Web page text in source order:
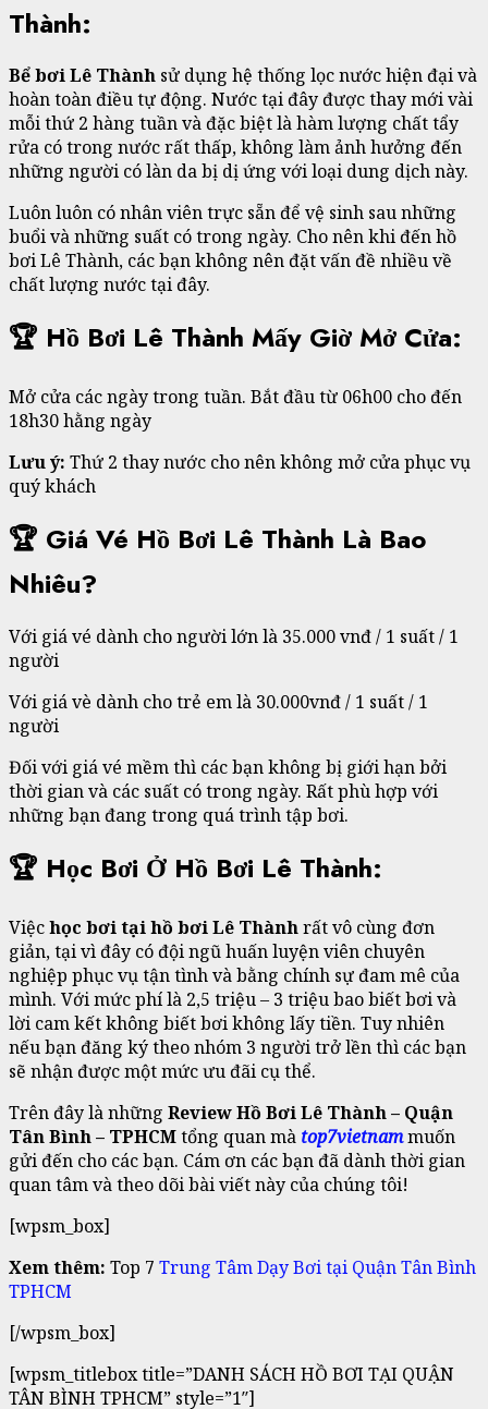
Thành:
Bể bơi Lê Thành sử dụng hệ thống lọc nước hiện đại và
hoàn toàn điều tự động. Nước tại đây được thay mới vài
mỗi thứ 2 hàng tuần và đặc biệt là hàm lượng chất tẩy
rửa có trong nước rất thấp, không làm ảnh hưởng đến
những người có làn da bị dị ứng với loại dung dịch này.
Luôn luôn có nhân viên trực sẵn để vệ sinh sau những
buổi và những suất có trong ngày. Cho nên khi đến hồ
bơi Lê Thành, các bạn không nên đặt vấn đề nhiều về
chất lượng nước tại đây.
🏆 Hồ Bơi Lê Thành Mấy Giờ Mở Cửa:
Mở cửa các ngày trong tuần. Bắt đầu từ 06h00 cho đến
18h30 hằng ngày
Lưu ý: Thứ 2 thay nước cho nên không mở cửa phục vụ
quý khách
🏆 Giá Vé Hồ Bơi Lê Thành Là Bao
Nhiêu?
Với giá vé dành cho người lớn là 35.000 vnđ / 1 suất / 1
người
Với giá vè dành cho trẻ em là 30.000vnđ / 1 suất / 1
người
Đối với giá vé mềm thì các bạn không bị giới hạn bởi
thời gian và các suất có trong ngày. Rất phù hợp với
những bạn đang trong quá trình tập bơi.
🏆 Học Bơi Ở Hồ Bơi Lê Thành:
Việchọc bơi tại hồ bơi Lê Thànhrất vô cùng đơn
giản, tại vì đây có đội ngũ huấn luyện viên chuyên
nghiệp phục vụ tận tình và bằng chính sự đam mê của
mình. Với mức phí là 2,5 triệu – 3 triệu bao biết bơi và
lời cam kết không biết bơi không lấy tiền. Tuy nhiên
nếu bạn đăng ký theo nhóm 3 người trở lền thì các bạn
sẽ nhận được một mức ưu đãi cụ thể.
Trên đây là những Review Hồ Bơi Lê Thành – Quận
Tân Bình – TPHCMtổng quan mà top7vietnammuốn
gửi đến cho các bạn. Cám ơn các bạn đã dành thời gian
quan tâm và theo dõi bài viết này của chúng tôi!
[wpsm_box]
Xem thêm: Top 7 Trung Tâm Dạy Bơi tại Quận Tân Bình
TPHCM
[/wpsm_box]
[wpsm_titlebox title=”DANH SÁCH HỒ BƠI TẠI QUẬN
TÂN BÌNH TPHCM” style=”1″]